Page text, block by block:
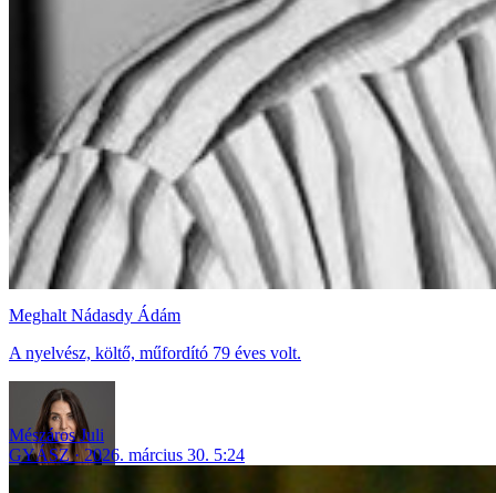
Meghalt Nádasdy Ádám
A nyelvész, költő, műfordító 79 éves volt.
Mészáros Juli
GYÁSZ
2026. március 30. 5:24